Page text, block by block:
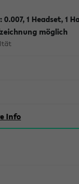
0.007, 1 Headset, 1
möglich
Info